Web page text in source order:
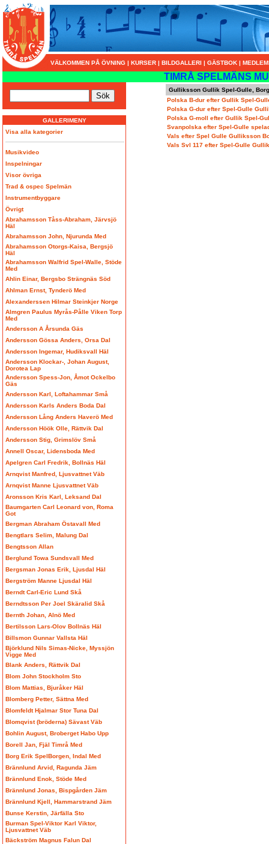
VÄLKOMMEN PÅ ÖVNING | KURSER | BILDGALLERI | GÄSTBOK |
TIMRÅ SPELMÄNS
GALLERIMENY
Visa alla kategorier
Musikvideo
Inspelningar
Visor övriga
Trad & ospec Spelmän
Instrumentbyggare
Övrigt
Abrahamsson Tåss-Abraham, Järvsjö
Häl
Abrahamsson John, Njurunda Med
Abrahamsson Otorgs-Kaisa, Bergsjö
Häl
Abrahamsson Walfrid Spel-Walle, Stöde
Med
Ahlin Einar, Bergsbo Strängnäs Söd
Ahlman Ernst, Tynderö Med
Alexanderssen Hilmar Steinkjer Norge
Almgren Paulus Myrås-Pålle Viken Torp
Med
Andersson A Årsunda Gäs
Andersson Gössa Anders, Orsa Dal
Andersson Ingemar, Hudiksvall Häl
Andersson Klockar-, Johan August,
Dorotea Lap
Andersson Spess-Jon, Åmot Ockelbo
Gäs
Andersson Karl, Loftahammar Små
Andersson Karls Anders Boda Dal
Andersson Lång Anders Haverö Med
Andersson Höök Olle, Rättvik Dal
Andersson Stig, Grimslöv Små
Annell Oscar, Lidensboda Med
Apelgren Carl Fredrik, Bollnäs Häl
Arnqvist Manfred, Ljusvattnet Väb
Arnqvist Manne Ljusvattnet Väb
Aronsson Kris Karl, Leksand Dal
Baumgarten Carl Leonard von, Roma
Got
Bergman Abraham Östavall Med
Bengtlars Selim, Malung Dal
Bengtsson Allan
Berglund Towa Sundsvall Med
Bergsman Jonas Erik, Ljusdal Häl
Bergström Manne Ljusdal Häl
Berndt Carl-Eric Lund Skå
Berndtsson Per Joel Skäralid Skå
Bernth Johan, Alnö Med
Bertilsson Lars-Olov Bollnäs Häl
Billsmon Gunnar Vallsta Häl
Björklund Nils Simas-Nicke, Myssjön
Vigge Med
Blank Anders, Rättvik Dal
Blom John Stockholm Sto
Blom Mattias, Bjuråker Häl
Blomberg Petter, Sättna Med
Blomfeldt Hjalmar Stor Tuna Dal
Blomqvist (bröderna) Sävast Väb
Bohlin August, Broberget Habo Upp
Borell Jan, Fjäl Timrå Med
Borg Erik SpelBorgen, Indal Med
Brännlund Arvid, Ragunda Jäm
Brännlund Enok, Stöde Med
Brännlund Jonas, Bispgården Jäm
Brännlund Kjell, Hammarstrand Jäm
Bunse Kerstin, Järfälla Sto
Burman Spel-Viktor Karl Viktor,
Ljusvattnet Väb
Bäckström Magnus Falun Dal
Gulliksson Gullik Spel-Gulle,
Polska B-dur efter Gullik Spel-
Polska G-dur efter Spel-Gulle
Polska G-moll efter Gullik Spel-
Svanpolska efter Spel-Gulle
Vals efter Spel Gulle Gulliksson
Vals Svl 117 efter Spel-Gulle